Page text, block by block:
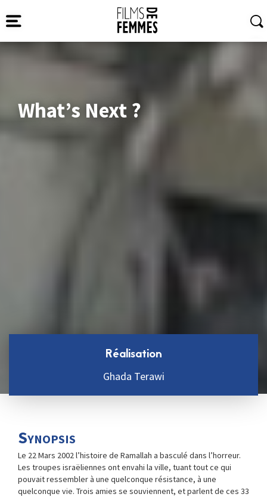
What’s Next ?
Réalisation
Ghada Terawi
Synopsis
Le 22 Mars 2002 l’histoire de Ramallah a basculé dans l’horreur.
Les troupes israëliennes ont envahi la ville, tuant tout ce qui
pouvait ressembler à une quelconque résistance, à une
quelconque vie. Trois amies se souviennent, et parlent de ces 33